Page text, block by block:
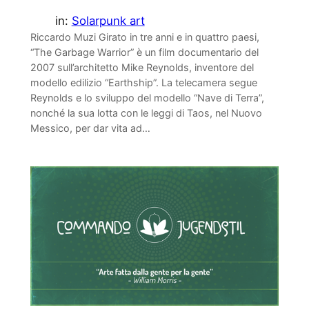
in: Solarpunk art
Riccardo Muzi Girato in tre anni e in quattro paesi,
“The Garbage Warrior” è un film documentario del
2007 sull’architetto Mike Reynolds, inventore del
modello edilizio “Earthship”. La telecamera segue
Reynolds e lo sviluppo del modello “Nave di Terra”,
nonché la sua lotta con le leggi di Taos, nel Nuovo
Messico, per dar vita ad…